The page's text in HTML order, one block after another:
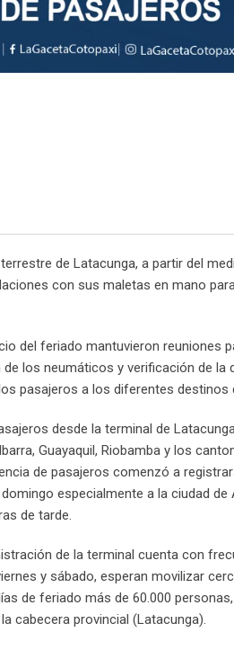
de Latacunga, a partir del
con sus maletas en mano
del feriado mantuvieron reuniones
los neumáticos y verificación de la
pasajeros a los diferentes destinos
desde la terminal de
Guayaquil, Riobamba y los
de pasajeros comenzó a
especialmente a la ciudad
de tarde.
de la terminal cuenta con
y sábado, esperan movilizar
de feriado más de 60.000
cabecera provincial (Latacunga).